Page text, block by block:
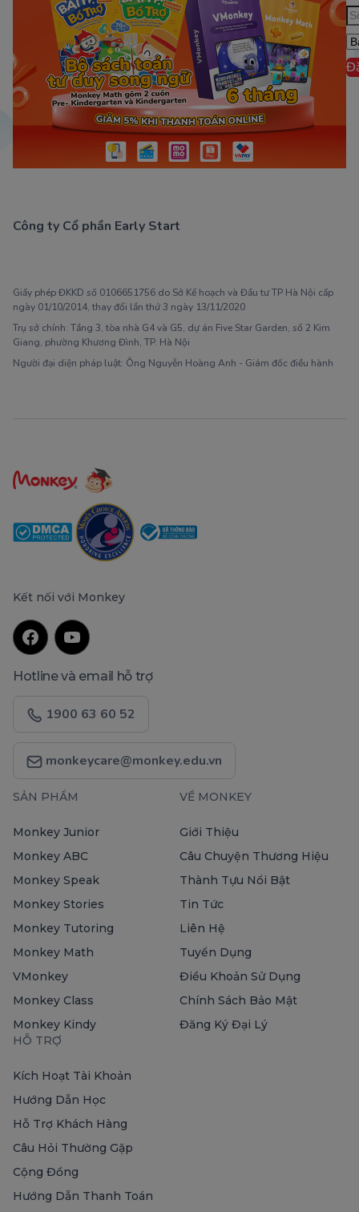
Công ty Cổ phần Early Start
Giấy phép ĐKKD số 0106651756 do Sở Kế hoạch và Đầu tư TP Hà Nội cấp
ngày 01/10/2014, thay đổi lần thứ 3 ngày 13/11/2020
Trụ sở chính: Tầng 3, tòa nhà G4 và G5, dự án Five Star Garden, số 2 Kim
Giang, phường Khương Đình, TP. Hà Nội
Người đại diện pháp luật: Ông Nguyễn Hoàng Anh - Giám đốc điều hành
Kết nối với Monkey
Hotline và email hỗ trợ
1900 63 60 52
monkeycare@monkey.edu.vn
SẢN PHẨM
Monkey Junior
Monkey ABC
Monkey Speak
Monkey Stories
Monkey Tutoring
Monkey Math
VMonkey
Monkey Class
Monkey Kindy
VỀ MONKEY
Giới Thiệu
Câu Chuyện Thương Hiệu
Thành Tựu Nổi Bật
Tin Tức
Liên Hệ
Tuyển Dụng
Điều Khoản Sử Dụng
Chính Sách Bảo Mật
Đăng Ký Đại Lý
HỖ TRỢ
Kích Hoạt Tài Khoản
Hướng Dẫn Học
Hỗ Trợ Khách Hàng
Câu Hỏi Thường Gặp
Cộng Đồng
Hướng Dẫn Thanh Toán